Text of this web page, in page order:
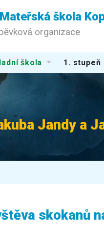
škola
organizace
škola 1. stupeň
Jandy a
skokanů